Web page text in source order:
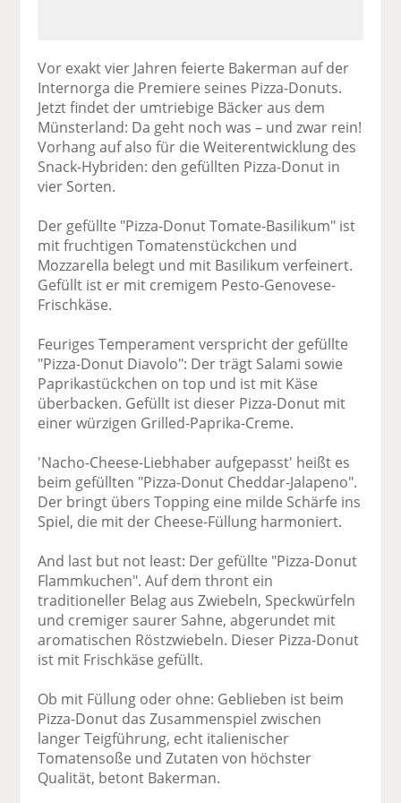
Vor exakt vier Jahren feierte Bakerman auf der
Internorga die Premiere seines Pizza-Donuts.
Jetzt findet der umtriebige Bäcker aus dem
Münsterland: Da geht noch was – und zwar rein!
Vorhang auf also für die Weiterentwicklung des
Snack-Hybriden: den gefüllten Pizza-Donut in
vier Sorten.
Der gefüllte "Pizza-Donut Tomate-Basilikum" ist
mit fruchtigen Tomatenstückchen und
Mozzarella belegt und mit Basilikum verfeinert.
Gefüllt ist er mit cremigem Pesto-Genovese-
Frischkäse.
Feuriges Temperament verspricht der gefüllte
"Pizza-Donut Diavolo": Der trägt Salami sowie
Paprikastückchen on top und ist mit Käse
überbacken. Gefüllt ist dieser Pizza-Donut mit
einer würzigen Grilled-Paprika-Creme.
'Nacho-Cheese-Liebhaber aufgepasst' heißt es
beim gefüllten "Pizza-Donut Cheddar-Jalapeno".
Der bringt übers Topping eine milde Schärfe ins
Spiel, die mit der Cheese-Füllung harmoniert.
And last but not least: Der gefüllte "Pizza-Donut
Flammkuchen". Auf dem thront ein
traditioneller Belag aus Zwiebeln, Speckwürfeln
und cremiger saurer Sahne, abgerundet mit
aromatischen Röstzwiebeln. Dieser Pizza-Donut
ist mit Frischkäse gefüllt.
Ob mit Füllung oder ohne: Geblieben ist beim
Pizza-Donut das Zusammenspiel zwischen
langer Teigführung, echt italienischer
Tomatensoße und Zutaten von höchster
Qualität, betont Bakerman.